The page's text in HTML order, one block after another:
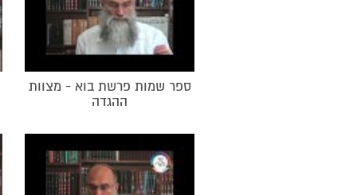
ספר שמות פרשת בוא - מצוות
ההגדה